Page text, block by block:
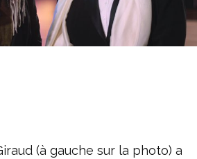
(à gauche sur la photo) a